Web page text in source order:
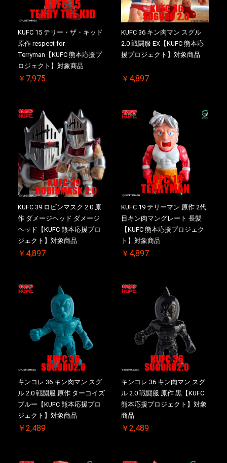
KUFC 15 テリー・ザ・キッド
原作 respect for
Terryman【KUFC 熊本応援プ
ロジェクト】対象商品
￥7,975
KUFC 36 キン肉マン スグル
2.0 戦闘服 EX【KUFC 熊本応
援プロジェクト】対象商品
￥4,897
KUFC 39 ロビンマスク 2.0 原
作 ダメージヘッド ダメージ
ヘッド【KUFC 熊本応援プロ
ジェクト】対象商品
￥4,897
KUFC 19 テリーマン 原作 2代
目キン肉マングレート 長髪
【KUFC 熊本応援プロジェク
ト】対象商品
￥4,897
キンコレ 36 キン肉マン スグ
ル 2.0 戦闘服 原作 ターコイズ
ブルー【KUFC 熊本応援プロ
ジェクト】対象商品
￥2,489
キンコレ 36 キン肉マン スグ
ル 2.0 戦闘服 原作 黒【KUFC
熊本応援プロジェクト】対象
商品
￥2,489